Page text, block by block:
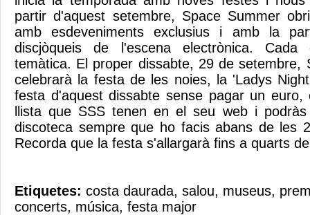
partir d'aquest setembre, Space Summer
amb esdeveniments exclusius i amb la
discjòqueis de l'escena electrònica.
temàtica. El proper dissabte, 29 de setembre,
celebrarà la festa de les noies, la 'Ladys
festa d'aquest dissabte sense pagar un
llista que SSS tenen en el seu web i
discoteca sempre que ho facis abans de les
Recorda que la festa s'allargarà fins a quarts
Etiquetes: costa daurada, salou, museus,
concerts, música, festa major